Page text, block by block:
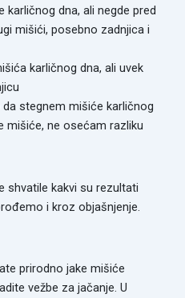
dna, ali negde pred
mišići, posebno zadnjica i
karličnog dna, ali uvek
stegnem mišiće karličnog
mišiće, ne osećam razliku
shvatile kakvi su rezultati
i kroz objašnjenje.
prirodno jake mišiće
vežbe za jačanje. U